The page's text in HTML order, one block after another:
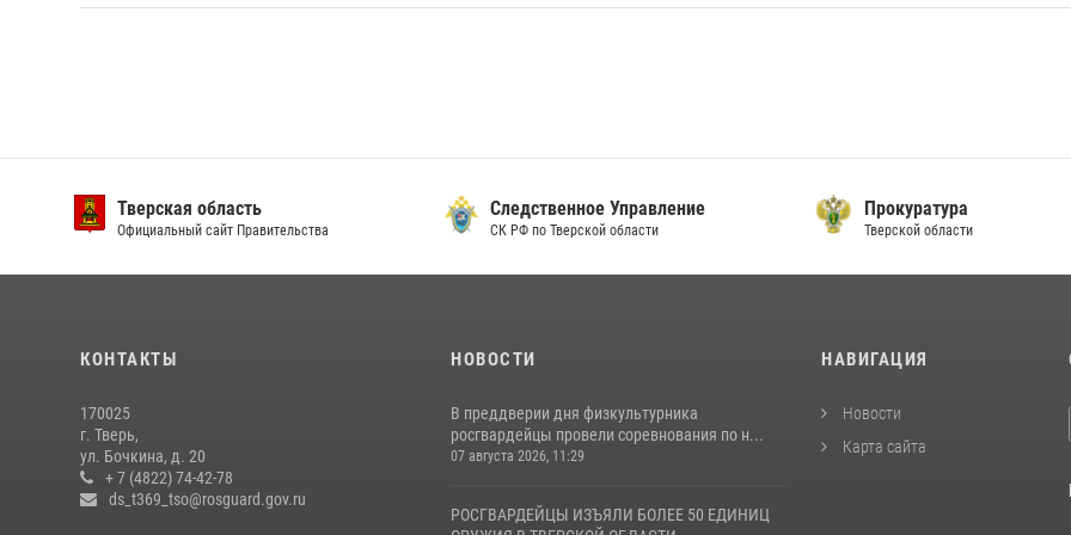
Тверская область
Официальный сайт Правительства
Следственное Управление
СК РФ по Тверской области
Прокуратура
Тверской области
КОНТАКТЫ
170025
г. Тверь,
ул. Бочкина, д. 20
+ 7 (4822) 74-42-78
ds_t369_tso@rosguard.gov.ru
НОВОСТИ
В преддверии дня физкультурника
росгвардейцы провели соревнования по н...
07 августа 2026, 11:29
РОСГВАРДЕЙЦЫ ИЗЪЯЛИ БОЛЕЕ 50 ЕДИНИЦ
НАВИГАЦИЯ
Новости
Карта сайта